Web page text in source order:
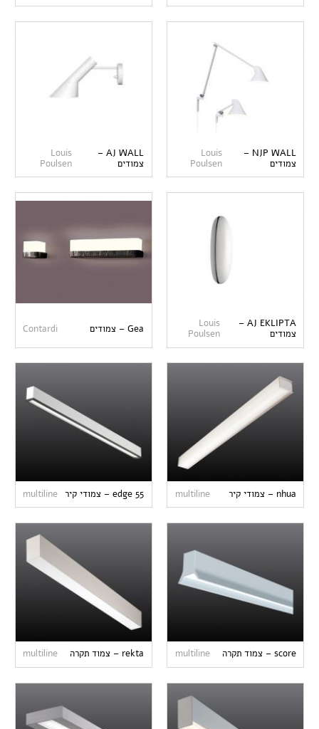
NJP WALL –
צמודים
Louis
Poulsen
AJ WALL –
צמודים
Louis
Poulsen
AJ EKLIPTA –
צמודים
Louis
Poulsen
Gea – צמודים Contardi
nhua – צמודי קיר multiline edge 55 – צמודי קיר multiline
score – צמוד תקרה multiline rekta – צמוד תקרה multiline